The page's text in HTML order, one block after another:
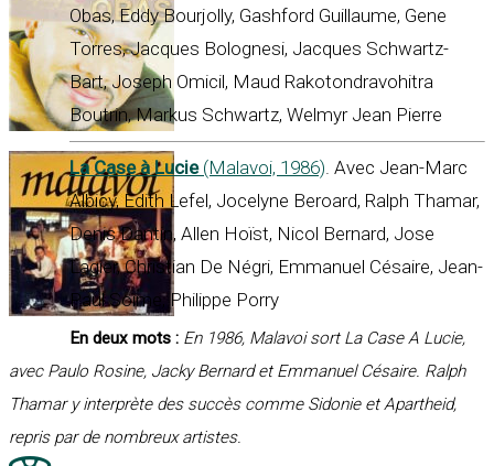
Obas, Eddy Bourjolly, Gashford Guillaume, Gene
Torres, Jacques Bolognesi, Jacques Schwartz-
Bart, Joseph Omicil, Maud Rakotondravohitra
Boutrin, Markus Schwartz, Welmyr Jean Pierre
La Case à Lucie(Malavoi, 1986). Avec Jean-Marc
Albicy, Edith Lefel, Jocelyne Beroard, Ralph Thamar,
Denis Dantin, Allen Hoïst, Nicol Bernard, Jose
Lagier, Christian De Négri, Emmanuel Césaire, Jean-
Paul Soïme, Philippe Porry
En deux mots : En 1986, Malavoi sort La Case A Lucie,
avec Paulo Rosine, Jacky Bernard et Emmanuel Césaire. Ralph
Thamar y interprète des succès comme Sidonie et Apartheid,
repris par de nombreux artistes.